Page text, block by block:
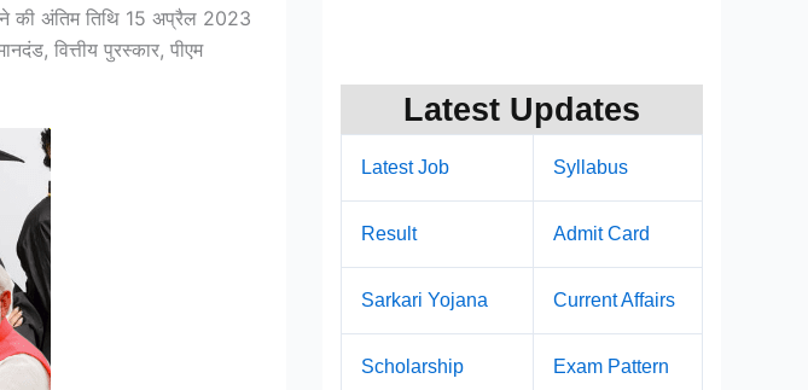
की अंतिम तिथि 15 अप्रैल 2023
वित्तीय पुरस्कार, पीएम
Latest Updates
Latest Job Syllabus
Result Admit Card
Sarkari Yojana Current Affairs
Scholarship Exam Pattern